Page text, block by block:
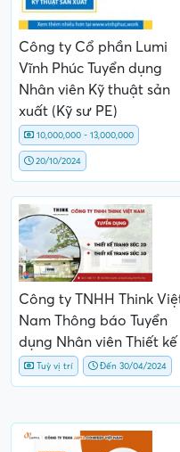
Công ty Cổ phần Lumi
Vĩnh Phúc Tuyển dụng
Nhân viên Kỹ thuật sản
xuất (Kỹ sư PE)
10,000,000 - 13,000,000
20/10/2024
Công ty TNHH Think
Nam Thông báo Tuyển
dụng Nhân viên Thiết kế
Tuỳ vị trí Đến 30/04/2024